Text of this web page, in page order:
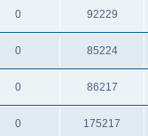
0 92229
0 85224
0 86217
0 175217